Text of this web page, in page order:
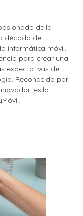
de la
década de
informática móvil,
para crear una
expectativas de
Reconocido por
es la